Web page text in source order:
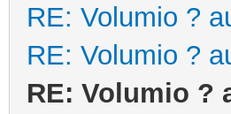
RE: Volumio ?
RE: Volumio ?
RE: Volumio ?